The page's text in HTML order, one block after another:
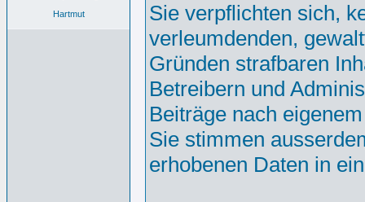
Hartmut
Sie verpflichten sich,
verleumdenden,
Gründen strafbaren
Betreibern und
Beiträge nach
Sie stimmen
erhobenen Daten in